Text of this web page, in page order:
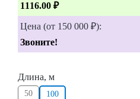
1116.00 ₽
Цена (от 150 000 ₽):
Звоните!
Длина, м
50 100